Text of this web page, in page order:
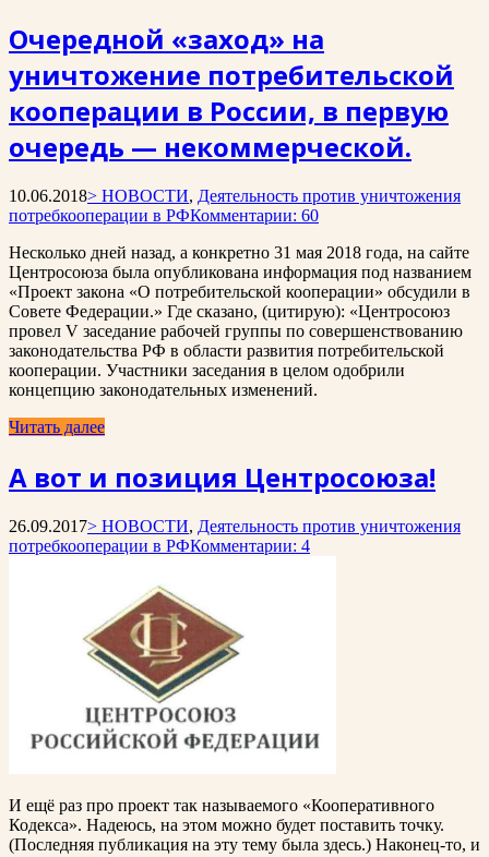
Очередной «заход» на
уничтожение потребительской
кооперации в России, в первую
очередь — некоммерческой.
10.06.2018> НОВОСТИ, Деятельность против уничтожения
потребкооперации в РФКомментарии: 60
Несколько дней назад, а конкретно 31 мая 2018 года, на сайте
Центросоюза была опубликована информация под названием
«Проект закона «О потребительской кооперации» обсудили в
Совете Федерации.» Где сказано, (цитирую): «Центросоюз
провел V заседание рабочей группы по совершенствованию
законодательства РФ в области развития потребительской
кооперации. Участники заседания в целом одобрили
концепцию законодательных изменений.
Читать далее
А вот и позиция Центросоюза!
26.09.2017> НОВОСТИ, Деятельность против уничтожения
потребкооперации в РФКомментарии: 4
И ещё раз про проект так называемого «Кооперативного
Кодекса». Надеюсь, на этом можно будет поставить точку.
(Последняя публикация на эту тему была здесь.) Наконец-то, и